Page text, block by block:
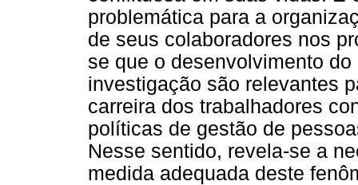
problemática para a
de seus colaboradores nos
se que o desenvolvimento
investigação são relevantes
carreira dos trabalhadores
políticas de gestão de
Nesse sentido, revela-se a
medida adequada deste